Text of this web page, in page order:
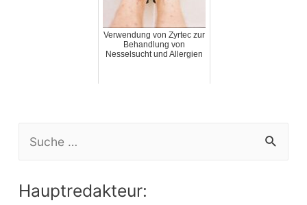
Verwendung von Zyrtec zur
Behandlung von
Nesselsucht und Allergien
Hauptredakteur: